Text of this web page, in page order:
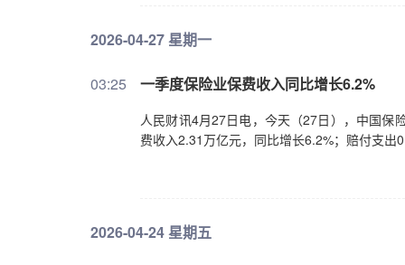
2026-04-27 星期一
03:25 一季度保险业保费收入同比增长6.2%
人民财讯4月27日电，今天（27日），中国保
费收入2.31万亿元，同比增长6.2%；赔付支
2026-04-24 星期五